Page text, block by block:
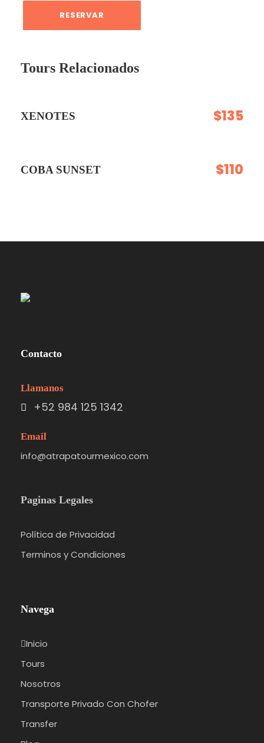
Tours Relacionados
XENOTES $135
COBA SUNSET $110
Contacto
Llamanos
+52 984 125 1342
Email
info@atrapatourmexico.com
Paginas Legales
Política de Privacidad
Terminos y Condiciones
Navega
Inicio
Tours
Nosotros
Transporte Privado Con Chofer
Transfer